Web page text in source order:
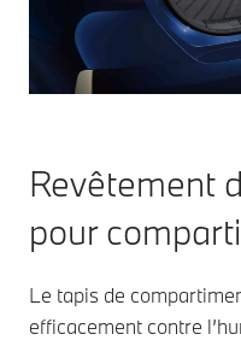
Revêtement
pour
Le tapis de
efficacement contre